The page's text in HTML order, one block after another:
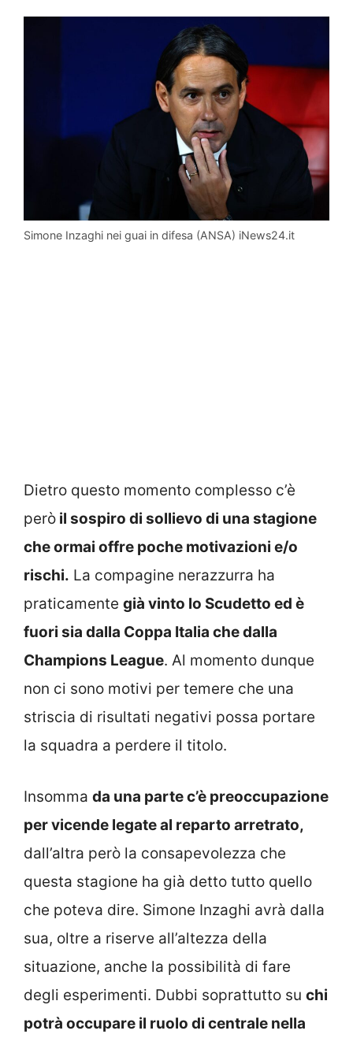
Simone Inzaghi nei guai in difesa (ANSA) iNews24.it
Dietro questo momento complesso c’è
però il sospiro di sollievo di una stagione
che ormai offre poche motivazioni e/o
rischi. La compagine nerazzurra ha
praticamente già vinto lo Scudetto ed è
fuori sia dalla Coppa Italia che dalla
Champions League. Al momento dunque
non ci sono motivi per temere che una
striscia di risultati negativi possa portare
la squadra a perdere il titolo.
Insomma da una parte c’è preoccupazione
per vicende legate al reparto arretrato,
dall’altra però la consapevolezza che
questa stagione ha già detto tutto quello
che poteva dire. Simone Inzaghi avrà dalla
sua, oltre a riserve all’altezza della
situazione, anche la possibilità di fare
degli esperimenti. Dubbi soprattutto su chi
potrà occupare il ruolo di centrale nella